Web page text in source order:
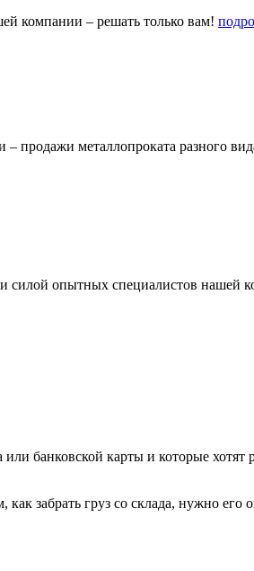
компании – решать только вам!
продажи металлопроката разного
и силой опытных специалистов нашей
банковской карты и которые хотят
забрать груз со склада, нужно его